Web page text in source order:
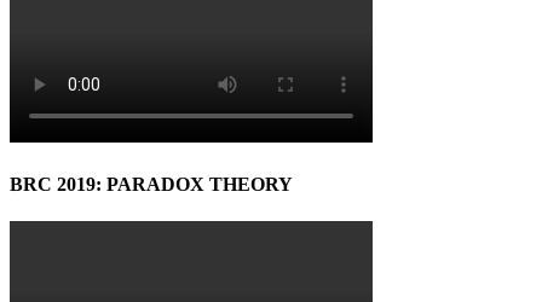
BRC 2019: PARADOX THEORY